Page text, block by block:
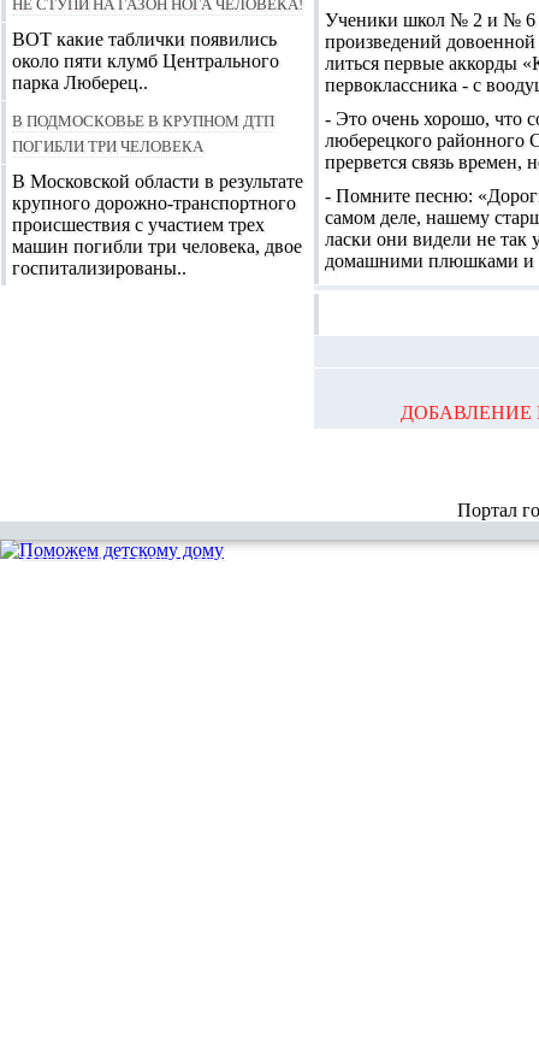
Ученики школ № 2 и № 6
произведений
литься первые аккорды
первоклассника - с
- Это очень хорошо, что
люберецкого районного
прервется связь
- Помните песню:
самом деле, нашему
ласки они видели не так
домашними плюшками и
ДОБАВЛЕНИЕ
ВОТ какие таблички появились
около пяти клумб Центрального
парка Люберец..
В Подмосковье в крупном ДТП
погибли три человека
В Московской области в результате
крупного дорожно-транспортного
происшествия с участием трех
машин погибли три человека, двое
госпитализированы..
Портал